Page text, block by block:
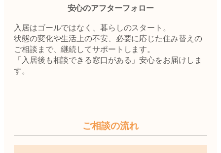
安心のアフターフォロー
入居はゴールではなく、暮らしのスタート。
状態の変化や生活上の不安、必要に応じた住み替えの
ご相談まで、継続してサポートします。
「入居後も相談できる窓口がある」安心をお届けしま
す。
ご相談の流れ